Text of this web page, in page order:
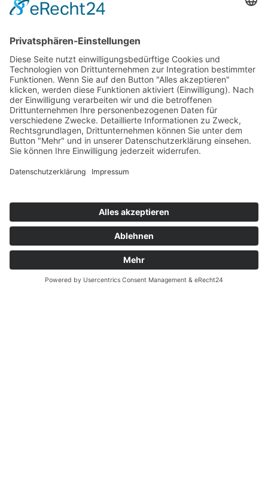
Zahnärzte Potsdam
Zahnarzt Suche
Notdienste Potsdam
Wussten Sie schon?
Zahnarzt Lexikon
©2026 Zahnärzte Potsdam